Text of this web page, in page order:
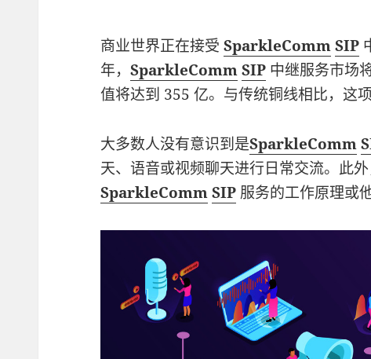
商业世界正在接受SparkleComm SIP
年，SparkleComm SIP 中继服务市场
值将达到 355 亿。与传统铜线相比，这
大多数人没有意识到是SparkleComm
天、语音或视频聊天进行日常交流。此
SparkleComm SIP 服务的工作原理或